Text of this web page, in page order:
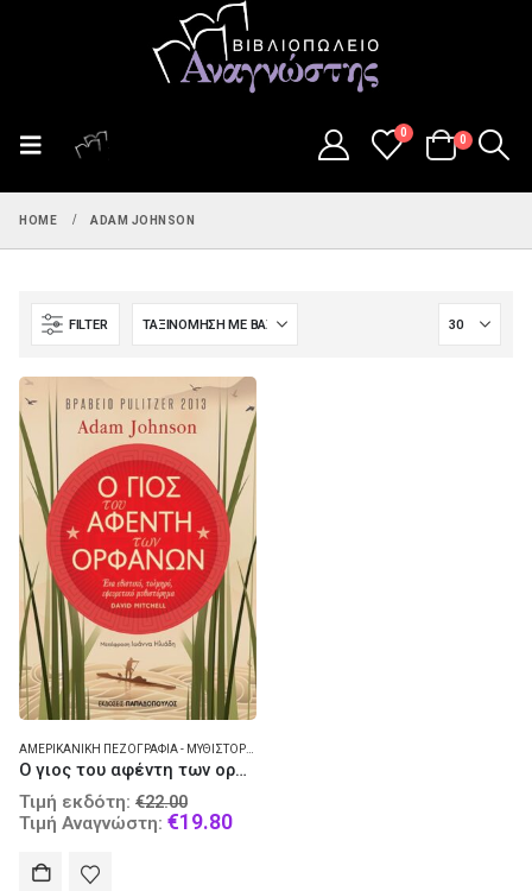
0
0
HOME ADAM JOHNSON
FILTER
Ο γιος του αφέντη των ορφανών
Τιμή εκδότη: €22.00
price
Τιμή Αναγνώστη: €19.80Current